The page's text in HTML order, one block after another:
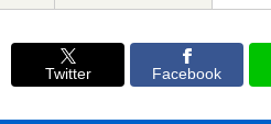
Twitter Facebook